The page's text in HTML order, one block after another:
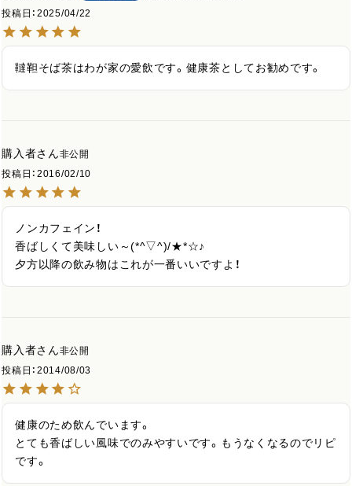
投稿日
2025/04/22
韃靼そば茶はわが家の愛飲です。健康茶としてお勧めです。
購入者
非公開
投稿日
2016/02/10
ノンカフェイン！
香ばしくて美味しい～(*^▽^)/★*☆♪
夕方以降の飲み物はこれが一番いいですよ！
購入者
非公開
投稿日
2014/08/03
健康のため飲んでいます。
とても香ばしい風味でのみやすいです。もうなくなるのでリピ
です。